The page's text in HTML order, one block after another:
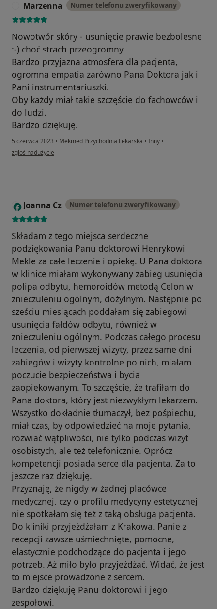
Marzenna Numer telefonu zweryfikowany
Nowotwór skóry - usunięcie prawie bezbolesne
:-) choć strach przeogromny.
Bardzo przyjazna atmosfera dla pacjenta,
ogromna empatia zarówno Pana Doktora jak i
Pani instrumentariuszki.
Oby każdy miał takie szczęście do fachowców i
do ludzi.
Bardzo dziękuję.
5 czerwca 2023 • Mekmed Przychodnia Lekarska • Inny •
w opinii użytkownika Marzenna
zgłoś nadużycie
J Joanna Cz Numer telefonu zweryfikowany
Składam z tego miejsca serdeczne
podziękowania Panu doktorowi Henrykowi
Mekle za całe leczenie i opiekę. U Pana doktora
w klinice miałam wykonywany zabieg usunięcia
polipa odbytu, hemoroidów metodą Celon w
znieczuleniu ogólnym, dożylnym. Następnie po
sześciu miesiącach poddałam się zabiegowi
usunięcia fałdów odbytu, również w
znieczuleniu ogólnym. Podczas całego procesu
leczenia, od pierwszej wizyty, przez same dni
zabiegów i wizyty kontrolne po nich, miałam
poczucie bezpieczeństwa i bycia
zaopiekowanym. To szczęście, że trafiłam do
Pana doktora, który jest niezwykłym lekarzem.
Wszystko dokładnie tłumaczył, bez pośpiechu,
miał czas, by odpowiedzieć na moje pytania,
rozwiać wątpliwości, nie tylko podczas wizyt
osobistych, ale też telefonicznie. Oprócz
kompetencji posiada serce dla pacjenta. Za to
jeszcze raz dziękuję.
Przyznaję, że nigdy w żadnej placówce
medycznej, czy o profilu medycyny estetycznej
nie spotkałam się też z taką obsługą pacjenta.
Do kliniki przyjeżdżałam z Krakowa. Panie z
recepcji zawsze uśmiechnięte, pomocne,
elastycznie podchodzące do pacjenta i jego
potrzeb. Aż miło było przyjeżdżać. Widać, że jest
to miejsce prowadzone z sercem.
Bardzo dziękuję Panu doktorowi i jego
zespołowi.